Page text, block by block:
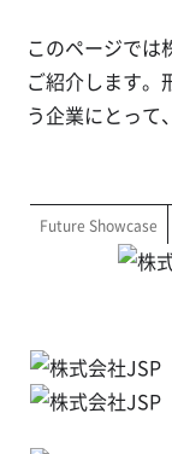
このページでは
ご紹介します。
う企業にとって
Future Showcase